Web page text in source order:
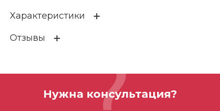
Характеристики
Гарантия производителя
Красный
Отзывы
Нужна консультация?